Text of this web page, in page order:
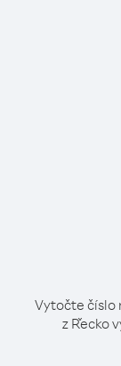
Vytočte číslo
z Řecko